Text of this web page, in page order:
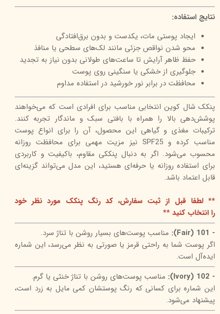
نتایج استفاده:
ایجاد پوستی مات، یکدست و بدون برق‌افتادگی
محو شدن نواقص جزئی مانند لک‌های سطحی یا منافذ
حفظ ظاهر آرایش تا ساعت‌های طولانی بدون نیاز به تجدید
جلوگیری از خشکی یا سنگینی روی پوست
محافظت در برابر نور خورشید در استفاده مداوم
پنکک شال کوین انتخابی مناسب برای افرادی است که می‌خواهند
پوشش‌دهی بالا را همراه با بافتی سبک و ماندگار تجربه کنند.
ترکیبات مغذی و گیاهی این محصول، آن را برای انواع پوست
مناسب کرده و SPF25 نیز مزیت مهمی برای محافظت روزانه
محسوب می‌شود. اگر به دنبال پنککی مقاوم، باکیفیت و کاربردی
برای استفاده روزانه یا حرفه‌ای هستید، این مدل می‌تواند گزینه‌ای
قابل اعتماد باشد.
** لطفا قبل از ثبت سفارش، کد رنگ پنکک مورد نظر خود
را انتخاب کنید **
- 101 (Fair):
مناسب پوست‌های بسیار روشن با تناژ سرد.
اگر پوست شما به راحتی قرمز یا صورتی به نظر می‌رسد، این شماره
ایده‌آل است.
- 102 (Ivory):
مناسب پوست‌های روشن با تناژ خنثی یا گرم.
این شماره برای کسانی که رنگ پوستشان کمی مایل به زرد است،
پیشنهاد می‌شود.